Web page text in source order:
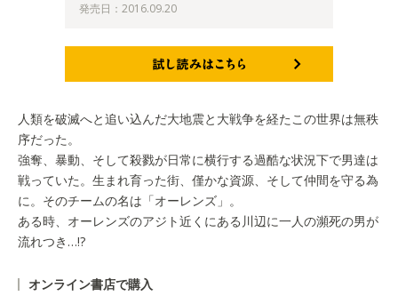
発売日：2016.09.20
人類を破滅へと追い込んだ大地震と大戦争を経たこの世界は無秩
序だった。
強奪、暴動、そして殺戮が日常に横行する過酷な状況下で男達は
戦っていた。生まれ育った街、僅かな資源、そして仲間を守る為
に。そのチームの名は「オーレンズ」。
ある時、オーレンズのアジト近くにある川辺に一人の瀕死の男が
流れつき…!?
オンライン書店で購入